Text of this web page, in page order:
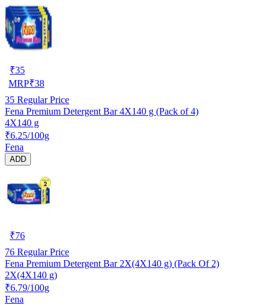
₹35
MRP₹38
35 Regular Price
Fena Premium Detergent Bar 4X140 g (Pack of 4)
4X140 g
₹6.25/100g
Fena
ADD
₹76
76 Regular Price
Fena Premium Detergent Bar 2X(4X140 g) (Pack Of 2)
2X(4X140 g)
₹6.79/100g
Fena